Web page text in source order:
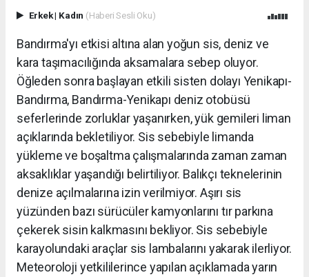
Erkek| Kadın (Haberi Sesli Oku)
Bandırma'yı etkisi altına alan yoğun sis, deniz ve
kara taşımacılığında aksamalara sebep oluyor.
Öğleden sonra başlayan etkili sisten dolayı Yenikapı-
Bandırma, Bandırma-Yenikapı deniz otobüsü
seferlerinde zorluklar yaşanırken, yük gemileri liman
açıklarında bekletiliyor. Sis sebebiyle limanda
yükleme ve boşaltma çalışmalarında zaman zaman
aksaklıklar yaşandığı belirtiliyor. Balıkçı teknelerinin
denize açılmalarına izin verilmiyor. Aşırı sis
yüzünden bazı sürücüler kamyonlarını tır parkına
çekerek sisin kalkmasını bekliyor. Sis sebebiyle
karayolundaki araçlar sis lambalarını yakarak ilerliyor.
Meteoroloji yetkililerince yapılan açıklamada yarın